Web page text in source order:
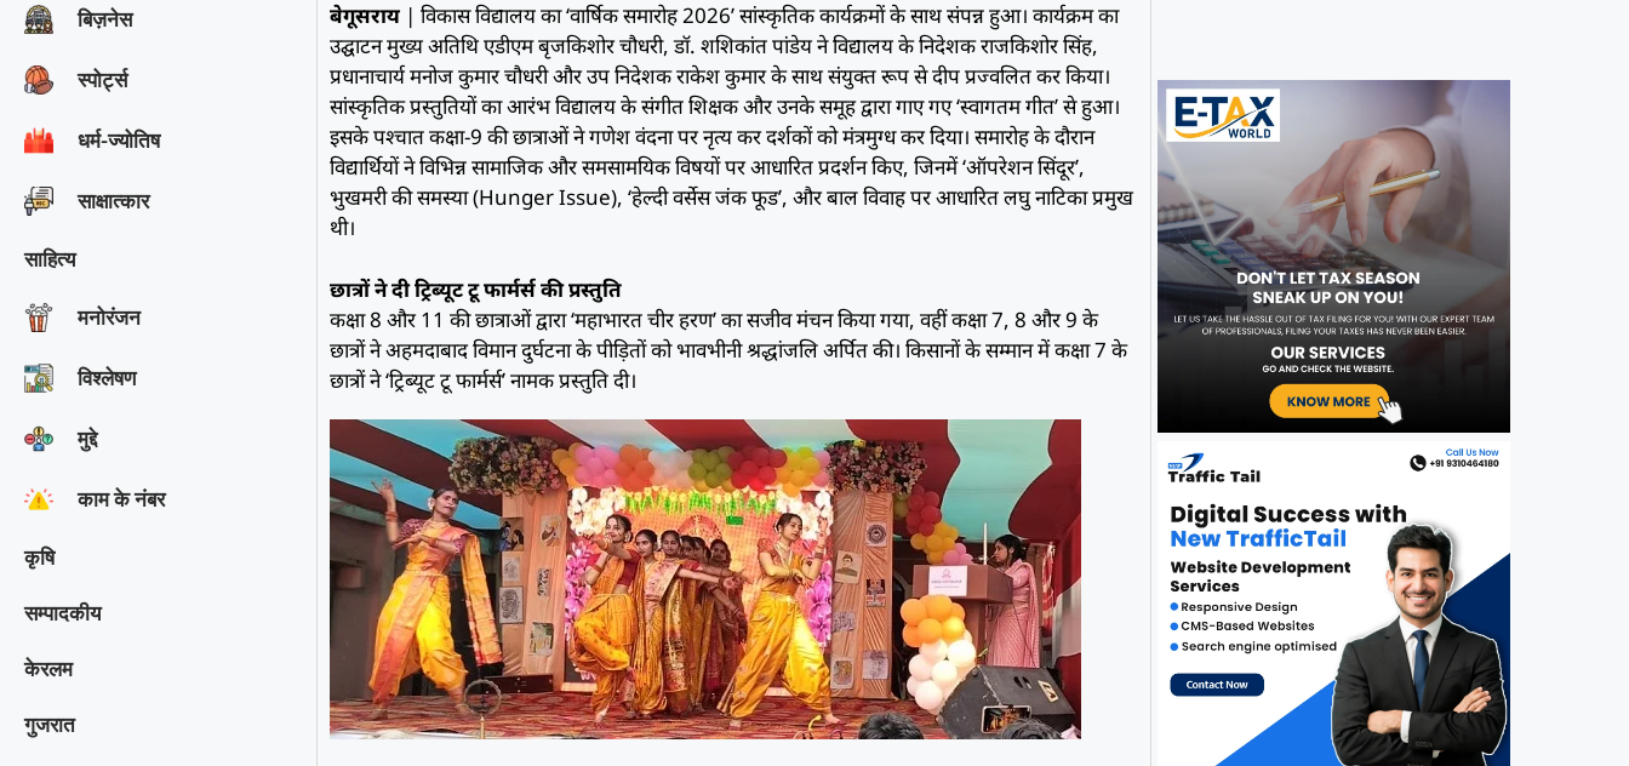
बिज़नेस
स्पोर्ट्स
धर्म-ज्योतिष
साक्षात्‍कार
साहित्य
मनोरंजन
विश्‍लेषण
मुद्दे
काम के नंबर
कृषि
सम्पादकीय
केरलम
गुजरात
बेगूसराय | विकास विद्यालय का ‘वार्षिक समारोह 2026’ सांस्कृतिक कार्यक्रमों के साथ संपन्न हुआ। कार्यक्रम का
उद्घाटन मुख्य अतिथि एडीएम बृजकिशोर चौधरी, डॉ. शशिकांत पांडेय ने विद्यालय के निदेशक राजकिशोर सिंह,
प्रधानाचार्य मनोज कुमार चौधरी और उप निदेशक राकेश कुमार के साथ संयुक्त रूप से दीप प्रज्वलित कर किया।
सांस्कृतिक प्रस्तुतियों का आरंभ विद्यालय के संगीत शिक्षक और उनके समूह द्वारा गाए गए ‘स्वागतम गीत’ से हुआ।
इसके पश्चात कक्षा-9 की छात्राओं ने गणेश वंदना पर नृत्य कर दर्शकों को मंत्रमुग्ध कर दिया। समारोह के दौरान
विद्यार्थियों ने विभिन्न सामाजिक और समसामयिक विषयों पर आधारित प्रदर्शन किए, जिनमें ‘ऑपरेशन सिंदूर’,
भुखमरी की समस्या (Hunger Issue), ‘हेल्दी वर्सेस जंक फूड’, और बाल विवाह पर आधारित लघु नाटिका प्रमुख
थी।
छात्रों ने दी ट्रिब्यूट टू फार्मर्स की प्रस्तुति
कक्षा 8 और 11 की छात्राओं द्वारा ‘महाभारत चीर हरण’ का सजीव मंचन किया गया, वहीं कक्षा 7, 8 और 9 के
छात्रों ने अहमदाबाद विमान दुर्घटना के पीड़ितों को भावभीनी श्रद्धांजलि अर्पित की। किसानों के सम्मान में कक्षा 7 के
छात्रों ने ‘ट्रिब्यूट टू फार्मर्स’ नामक प्रस्तुति दी।